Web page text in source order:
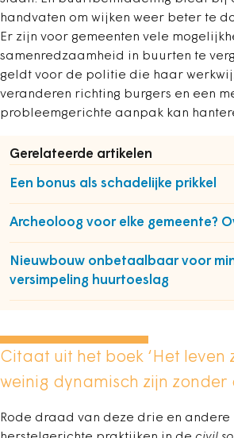
handvaten om wijken weer beter te
Er zijn voor gemeenten vele
samenredzaamheid in buurten te
geldt voor de politie die haar
veranderen richting burgers en een
probleemgerichte aanpak kan
Gerelateerde artikelen
Een bonus als schadelijke prikkel
Archeoloog voor elke gemeente?
Nieuwbouw onbetaalbaar voor
versimpeling huurtoeslag
Citaat uit het boek ‘Het leven
weinig dynamisch zijn zonder
Rode draad van deze drie en